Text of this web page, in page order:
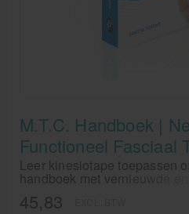
M.T.C. Handboek |
Functioneel Fasciaal
Leer kinesiotape toepassen
handboek met vernieuwde
45,83